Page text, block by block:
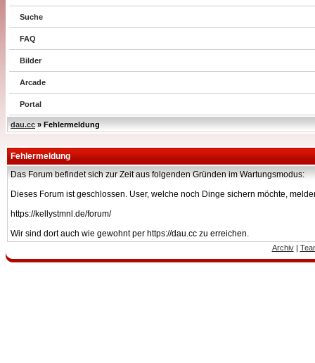
Suche
FAQ
Bilder
Arcade
Portal
dau.cc » Fehlermeldung
Fehlermeldung
Das Forum befindet sich zur Zeit aus folgenden Gründen im Wartungsmodus:
Dieses Forum ist geschlossen. User, welche noch Dinge sichern möchte,
https://kellystmnl.de/forum/
Wir sind dort auch wie gewohnt per https://dau.cc zu erreichen.
Archiv|